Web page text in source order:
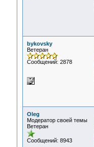
bykovsky
Ветеран
Сообщений: 2878
Oleg
Модератор своей темы
Ветеран
Сообщений: 8943